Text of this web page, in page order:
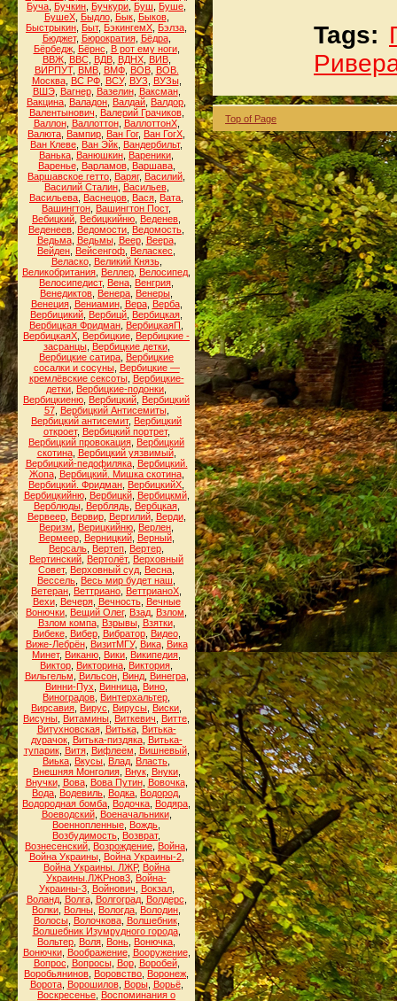
Буча Бучкин Бучкури Буш Буше
БушеХ, Быдло, Бык, Быков,
Быстрыкин Быт, БэкингемХ Бэлза
Бюджет, Бюрократия, Бёдра,
Бёрбедж, Бёрнс В рот ему ноги,
ВВЖ, ВВС, ВДВ, ВДНХ, ВИВ,
ВИРПУТ, ВМВ, ВМФ, ВОВ, ВОВ.
Москва, ВС РФ, ВСУ, ВУЗ ВУЗы,
ВШЭ, Вагнер, Вазелин, Ваксман,
Вакцина Валадон Валдай Валдор
Валентынович
Валерий Грачиков,
Валлон, Валлоттон, ВаллоттонХ,
Валюта Вампир Ван Гог, Ван ГогХ
Ван Клеве Ван Эйк Вандербильт,
Ванька Ванюшкин Вареники
Варенье, Варламов, Варшава,
Варшавское гетто Варяг, Василий
Василий Сталин, Васильев,
Васильева Васнецов Вася Вата
Вашингтон Вашингтон Пост,
Вебицкий Вебицкийню Веденев
Веденеев Ведомости Ведомость
Ведьма, Ведьмы, Веер, Веера,
Вейден Вейсенгоф Веласкес
Веласко, Великий Князь,
Великобритания Веллер Велосипед
Велосипедист, Вена Венгрия
Венедиктов Венера Венеры
Венеция, Вениамин, Вера, Верба,
Вербицикий Вербицй Вербицкая
Вербицкая Фридман ВербицкаяП
ВербицкаяХ Вербицкие Вербицкие -
засранцы, Вербицкие детки,
Вербицкие сатира Вербицкие
сосалки и сосуны, Вербицкие —
кремлёвские сексоты, Вербицкие-
детки Вербицкие-подонки
Вербицкиеню Вербицкий Вербицкий
57, Вербицкий Антисемиты,
Вербицкий антисемит, Вербицкий
откроет, Вербицкий портрет,
Вербицкий провокация Вербицкий
скотина, Вербицкий уязвимый,
Вербицкий-педофиляка, Вербицкий.
Жопа, Вербицкий. Мишка скотина,
Вербицкий. Фридман ВербицкийХ
Вербицкийню, Вербицкй, Вербицкмй,
Верблюды, Верблядь, Вербцкая,
Вервеер, Вервир, Вергилий, Верди,
Веризм
Верицкийню Верлен
Вермеер, Верницкий, Верный,
Версаль Вертеп Вертер
Вертинский Вертолёт, Верховный
Совет, Верховный суд Весна
Вессель Весь мир будет наш
Ветеран Веттриано ВеттрианоХ
Вехи, Вечеря, Вечность, Вечные
Вонючки Вещий Олег, Взад Взлом
Взлом компа, Взрывы, Взятки,
Вибеке, Вибер, Вибратор, Видео,
Виже-Лебрён, ВизитМГУ, Вика, Вика
Минет, Виканю Вики Википедия
Виктор Викторина Виктория
Вильгельм
Вильсон, Винд, Винегра,
Винни-Пух
Винница Вино
Виноградов Винтерхальтер
Вирсавия Вирус Вирусы Виски
Висуны Витамины Виткевич Витте
Витухновская, Витька, Витька-
дурачок, Витька-пиздяка, Витька-
тупарик, Витя, Вифлеем Вишневый,
Виька Вкусы Влад Власть
Внешняя Монголия, Внук, Внуки,
Внучки, Вова, Вова Путин, Вовочка,
Вода Водевиль Водка Водород
Водородная бомба Водочка Водяра
Воеводский, Военачальники,
Военнопленные Вождь
Возбудимость Возврат,
Вознесенский Возрождение Война
Война Украины, Война Украины-2,
Война Украины. ЛЖР, Война
Украины.ЛЖРнов3 Война-
Украины-3, Войнович Вокзал,
Воланд, Волга, Волгоград, Волдерс
Волки Волны Вологда Володин
Волосы, Волочкова, Волшебник,
Волшебник Изумрудного города,
Вольтер Воля Вонь Вонючка
Вонючки, Воображение, Вооружение,
Вопрос
Вопросы, Вор, Воробей,
Воробьянинов Воровство Воронеж
Ворота, Ворошилов, Воры, Ворьё,
Воскресенье Воспоминания о
Tags:
Top of Page